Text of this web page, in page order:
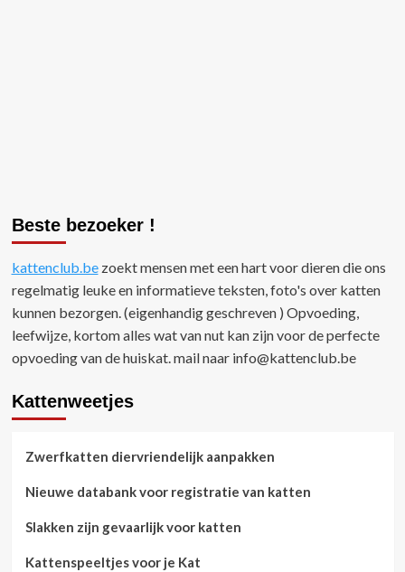
Beste bezoeker !
kattenclub.bezoekt mensen met een hart voor dieren die ons
regelmatig leuke en informatieve teksten, foto's over katten
kunnen bezorgen. (eigenhandig geschreven ) Opvoeding,
leefwijze, kortom alles wat van nut kan zijn voor de perfecte
opvoeding van de huiskat. mail naar info@kattenclub.be
Kattenweetjes
Zwerfkatten diervriendelijk aanpakken
Nieuwe databank voor registratie van katten
Slakken zijn gevaarlijk voor katten
Kattenspeeltjes voor je Kat